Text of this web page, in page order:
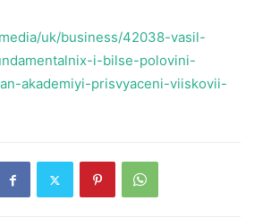
uk/business/42038-vasil-
i-bilse-polovini-
akademiyi-prisvyaceni-viiskovii-